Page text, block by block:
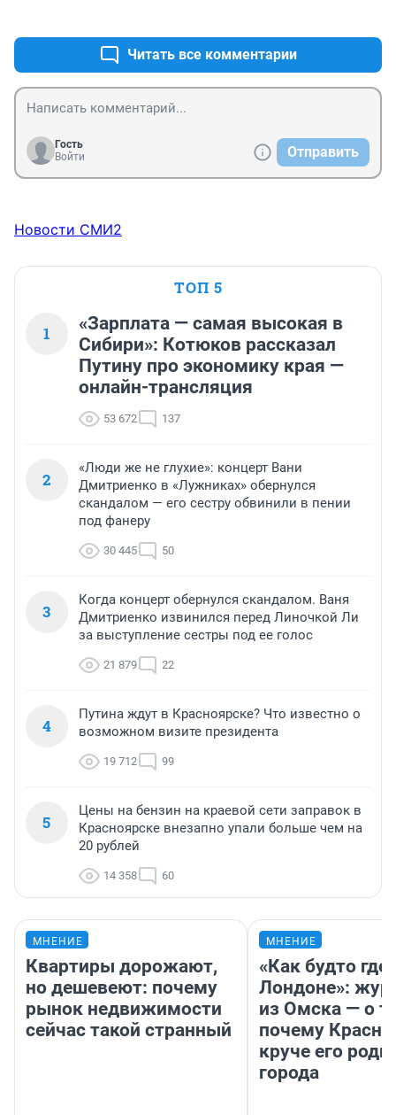
Читать все комментарии
Гость
Войти
Отправить
Новости СМИ2
ТОП 5
1
«Зарплата — самая высокая в
Сибири»: Котюков рассказал
Путину про экономику края —
онлайн-трансляция
53 672 137
2
«Люди же не глухие»: концерт Вани
Дмитриенко в «Лужниках» обернулся
скандалом — его сестру обвинили в пении
под фанеру
30 445 50
3
Когда концерт обернулся скандалом. Ваня
Дмитриенко извинился перед Линочкой Ли
за выступление сестры под ее голос
21 879 22
4
Путина ждут в Красноярске? Что известно о
возможном визите президента
19 712 99
5
Цены на бензин на краевой сети заправок в
Красноярске внезапно упали больше чем на
20 рублей
14 358 60
МНЕНИЕ
Квартиры дорожают,
но дешевеют: почему
рынок недвижимости
сейчас такой странный
МНЕНИЕ
«Как будто
Лондоне»:
из Омска — о
почему
круче его
города